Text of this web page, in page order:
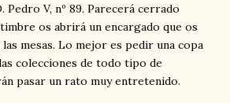
Pedro V, nº 89. Parecerá cerrado
os abrirá un encargado que os
mesas. Lo mejor es pedir una copa
colecciones de todo tipo de
pasar un rato muy entretenido.